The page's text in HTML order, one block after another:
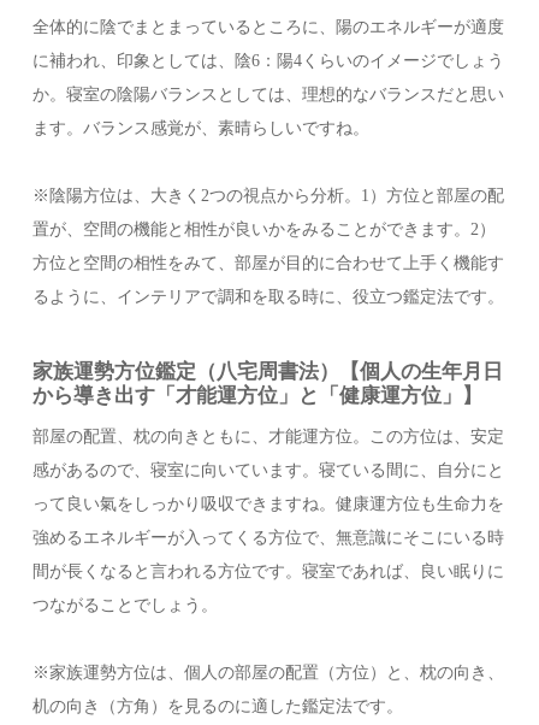
全体的に陰でまとまっているところに、陽のエネルギーが適度
に補われ、印象としては、陰6：陽4くらいのイメージでしょう
か。寝室の陰陽バランスとしては、理想的なバランスだと思い
ます。バランス感覚が、素晴らしいですね。
※陰陽方位は、大きく2つの視点から分析。1）方位と部屋の配
置が、空間の機能と相性が良いかをみることができます。2）
方位と空間の相性をみて、部屋が目的に合わせて上手く機能す
るように、インテリアで調和を取る時に、役立つ鑑定法です。
家族運勢方位鑑定（八宅周書法）【個人の生年月日
から導き出す「才能運方位」と「健康運方位」】
部屋の配置、枕の向きともに、才能運方位。この方位は、安定
感があるので、寝室に向いています。寝ている間に、自分にと
って良い氣をしっかり吸収できますね。健康運方位も生命力を
強めるエネルギーが入ってくる方位で、無意識にそこにいる時
間が長くなると言われる方位です。寝室であれば、良い眠りに
つながることでしょう。
※家族運勢方位は、個人の部屋の配置（方位）と、枕の向き、
机の向き（方角）を見るのに適した鑑定法です。